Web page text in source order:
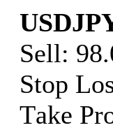
Sell:
Stop
Тake